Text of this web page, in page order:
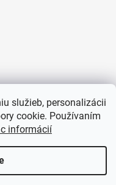
služieb, personalizácii
cookie. Používaním
informácií